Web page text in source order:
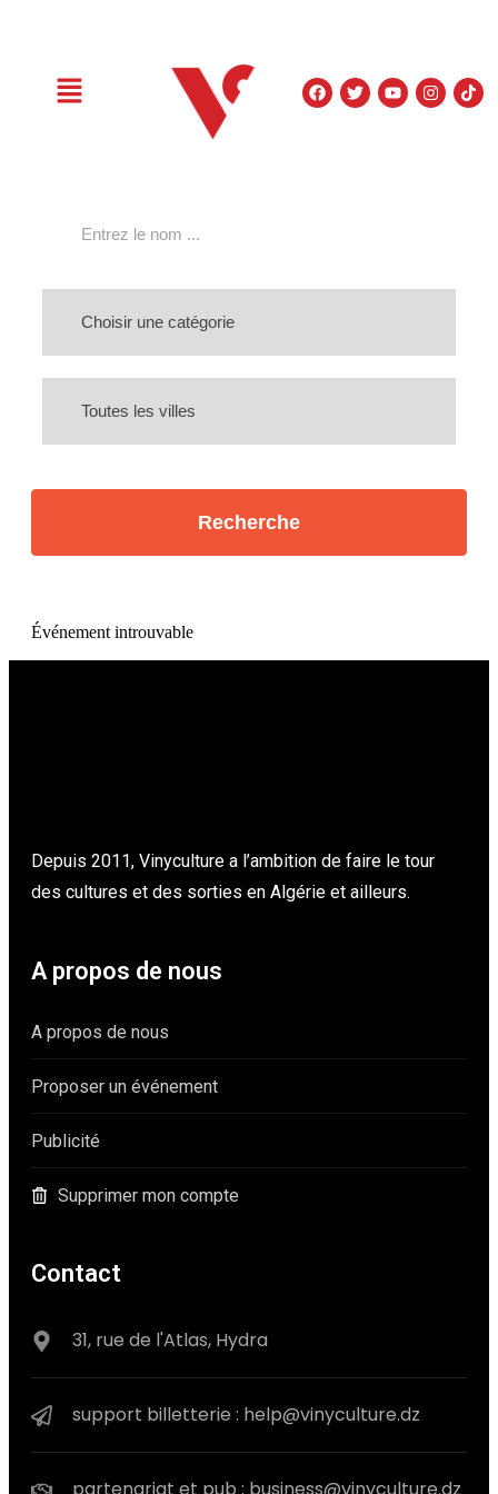
Événement introuvable
Depuis 2011, Vinyculture a l’ambition de faire le tour
des cultures et des sorties en Algérie et ailleurs.
A propos de nous
A propos de nous
Proposer un événement
Publicité
Supprimer mon compte
Contact
31, rue de l'Atlas, Hydra
support billetterie : help@vinyculture.dz